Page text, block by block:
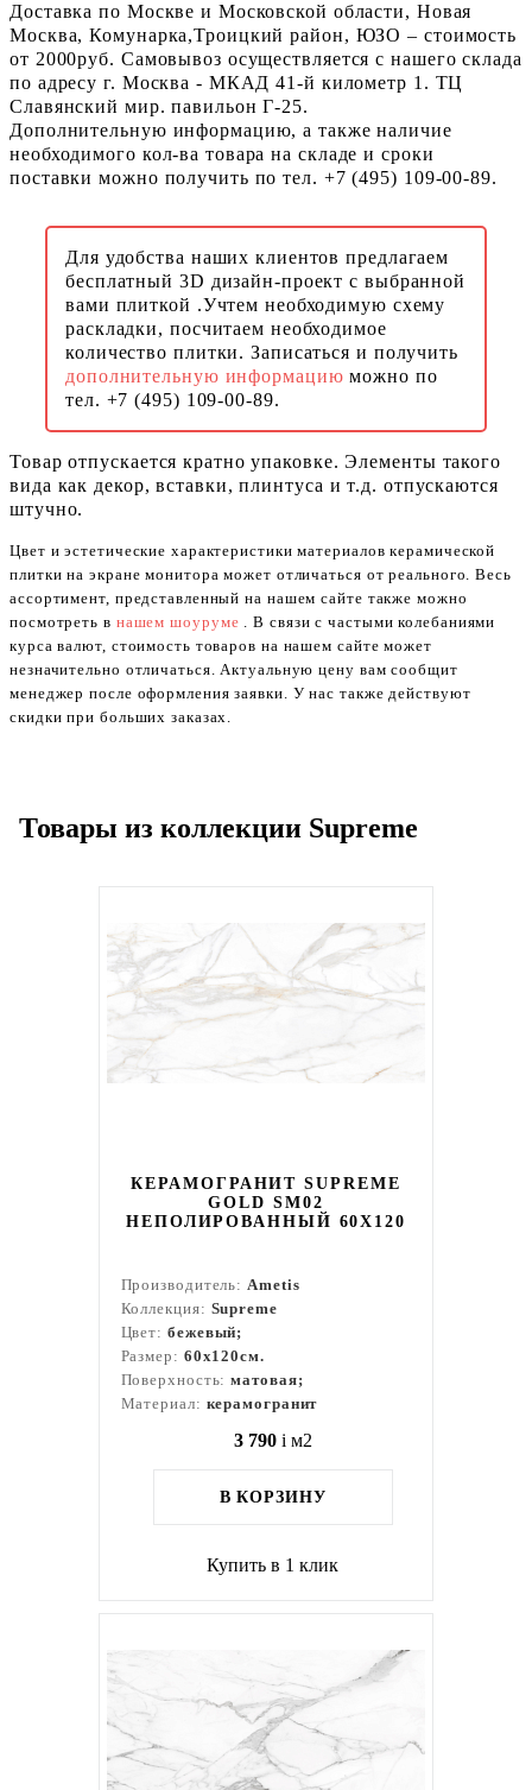
Доставка по Москве и Московской области, Новая
Москва, Комунарка,Троицкий район, ЮЗО – стоимость
от 2000руб. Самовывоз осуществляется с нашего склада
по адресу г. Москва - МКАД 41-й километр 1. ТЦ
Славянский мир. павильон Г-25.
Дополнительную информацию, а также наличие
необходимого кол-ва товара на складе и сроки
поставки можно получить по тел. +7 (495) 109-00-89.
Для удобства наших клиентов предлагаем
бесплатный 3D дизайн-проект с выбранной
вами плиткой .Учтем необходимую схему
раскладки, посчитаем необходимое
количество плитки. Записаться и получить
дополнительную информациюможно по
тел. +7 (495) 109-00-89.
Товар отпускается кратно упаковке. Элементы такого
вида как декор, вставки, плинтуса и т.д. отпускаются
штучно.
Цвет и эстетические характеристики материалов керамической
плитки на экране монитора может отличаться от реального. Весь
ассортимент, представленный на нашем сайте также можно
посмотреть в нашем шоуруме . В связи с частыми колебаниями
курса валют, стоимость товаров на нашем сайте может
незначительно отличаться. Актуальную цену вам сообщит
менеджер после оформления заявки. У нас также действуют
скидки при больших заказах.
Товары из коллекции Supreme
КЕРАМОГРАНИТ SUPREME
GOLD SM02
НЕПОЛИРОВАННЫЙ 60X120
Производитель:Ametis
Коллекция: Supreme
Цвет: бежевый;
Размер: 60x120см.
Поверхность:матовая;
Материал: керамогранит
3 790 i м2
В КОРЗИНУ
Купить в 1 клик